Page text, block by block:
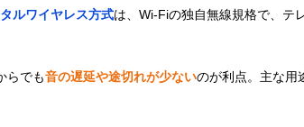
ルワイヤレス方式は、Wi-Fiの独自無線規格で、テ
らでも音の遅延や途切れが少ないのが利点。主な用